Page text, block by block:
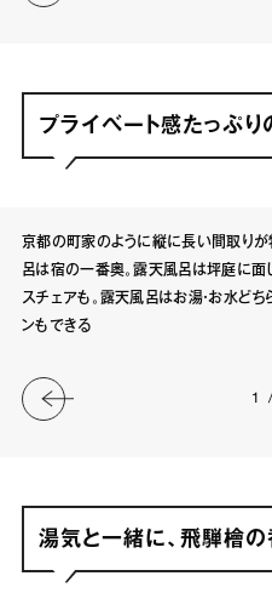
プライベート感たっぷ
京都の町家のように縦に長い間取りが
呂は宿の一番奥。露天風呂は坪庭に面
スチェアも。露天風呂はお湯・お水ど
ンもできる
1 /
湯気と一緒に、飛騨檜の